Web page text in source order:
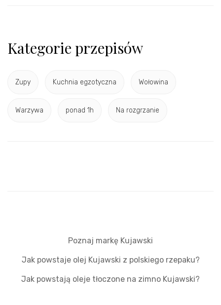
Kategorie przepisów
Zupy Kuchnia egzotyczna Wołowina
Warzywa ponad 1h Na rozgrzanie
Poznaj markę Kujawski
Jak powstaje olej Kujawski z polskiego rzepaku?
Jak powstają oleje tłoczone na zimno Kujawski?